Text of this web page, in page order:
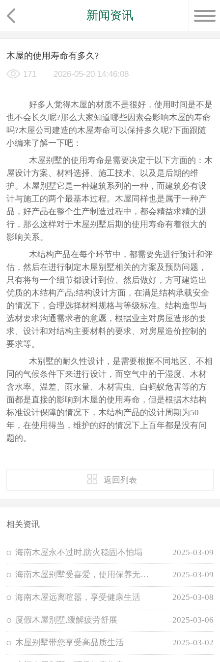
新闻资讯
木屋的使用寿命有多久?
171 2026-05-20 14:46:08
好多人觉得木屋的材质不是很好，使用时间是不是
也不会长久呢?那么大家知道哪些因素会影响木屋的寿命
吗?木屋公司建造的木屋寿命可以保持多久呢?下面跟随
小编来了解一下吧：
木屋别墅的使用寿命是需要决定于以下方面的：木
屋设计方案、材料选择、施工技术、以及是后期的维
护。木屋别墅它是一种建筑系列的一种，而建筑必有设
计与施工的两个最基本过程。木屋同样也是属于一种产
品，好产品在整个生产制造过程中，都会精益求精的进
行，那么这样对于木屋别墅后期的使用寿命有着很大的
影响关系。
木结构产品在每个环节中，都需要先进行预计和评
估，然后在进行制定木屋别墅相关的方案及预防问题，
只有将每一个细节都设计到位、然后做好，方可建造出
优质的木结构产品;结构设计方面，在满足结构承载安全
的情况下，合理选择材料规格与等级标准。结构造型与
选材要求沟通需求者的意愿，根据业主对房屋造形的要
求、设计和对结构主要材料的要求、对房屋造价控制的
要求等。
木别墅的耐久性设计，是需要根据不同地区、不相
同的气候条件下来进行设计，而空气中的干湿度、木材
含水率、温差、雨水量、木材害虫、白蚂蚁危害等的方
面都是直接的影响到木屋的使用寿命，但是根据木结构
标准设计保障的情况下，木结构产品的设计周期为50
年，在使用得当，维护的好的情况下上百年都是没有问
题的。
返回列表
相关资讯
海南木屋永不过时,防火稳固不怕塌 2025-03-09
海南木屋别墅受喜爱，使用保养无需担忧 2025-03-09
海南木屋远离喧嚣，享受健康生活 2025-03-08
度假木屋别墅,缓解疲劳舒展 2025-03-06
木屋别墅带您享受高品质生活 2025-03-02